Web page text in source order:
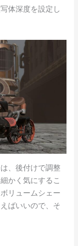
体深度を設定し
、後付けで調整
かく気にするこ
リュームシェー
ばいいので、そ